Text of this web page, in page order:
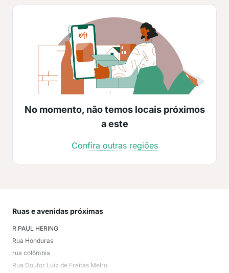
No momento, não temos locais próximos
a este
Confira outras regiões
Ruas e avenidas próximas
R PAUL HERING
Rua Honduras
rua colômbia
Rua Doutor Luiz de Freitas Melro